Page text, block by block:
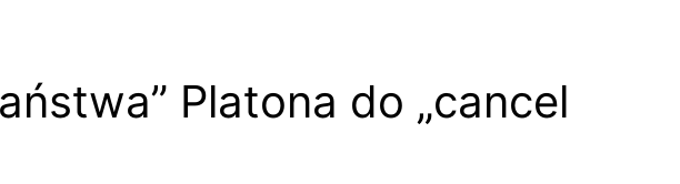
Platona do „cancel